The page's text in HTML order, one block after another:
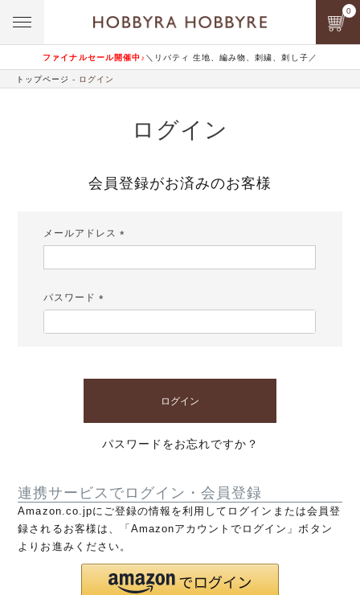
ファイナルセール開催中♪ ＼リバティ 生地、編み物、刺繍、刺し子／
0
トップページ ログイン
ログイン
会員登録がお済みのお客様
メールアドレス
パスワード
ログイン
パスワードをお忘れですか？
連携サービスでログイン・会員登録
Amazon.co.jpにご登録の情報を利用してログインまたは会員登
録されるお客様は、「Amazonアカウントでログイン」ボタン
よりお進みください。